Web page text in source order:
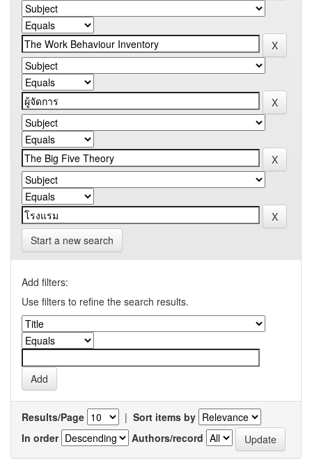
Start a new search
Add filters:
Use filters to refine the search results.
Results/Page | Sort items by
In order
Authors/record